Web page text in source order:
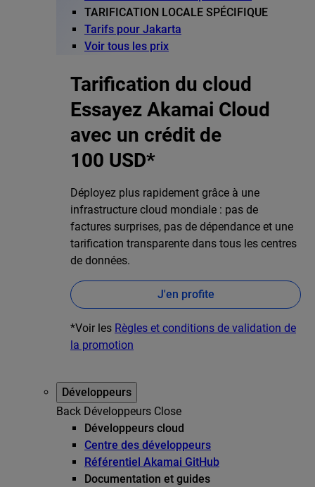
TARIFICATION LOCALE SPÉCIFIQUE
Tarifs pour Jakarta
Voir tous les prix
Tarification du cloud
Essayez Akamai Cloud
avec un crédit de
100 USD*
Déployez plus rapidement grâce à une
infrastructure cloud mondiale : pas de
factures surprises, pas de dépendance et une
tarification transparente dans tous les centres
de données.
J'en profite
*Voir les Règles et conditions de validation de
la promotion
Développeurs
Back Développeurs Close
Développeurs cloud
Centre des développeurs
Référentiel Akamai GitHub
Documentation et guides